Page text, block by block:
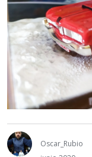
Oscar_Rubio